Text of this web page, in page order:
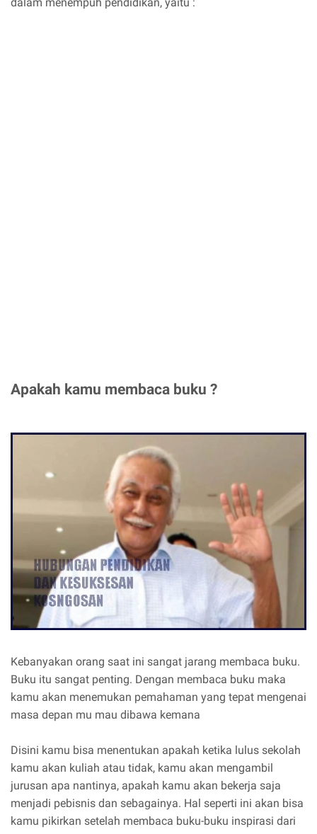
Apakah kamu membaca buku ?
Kebanyakan orang saat ini sangat jarang membaca buku.
Buku itu sangat penting. Dengan membaca buku maka
kamu akan menemukan pemahaman yang tepat mengenai
masa depan mu mau dibawa kemana
Disini kamu bisa menentukan apakah ketika lulus sekolah
kamu akan kuliah atau tidak, kamu akan mengambil
jurusan apa nantinya, apakah kamu akan bekerja saja
menjadi pebisnis dan sebagainya. Hal seperti ini akan bisa
kamu pikirkan setelah membaca buku-buku inspirasi dari